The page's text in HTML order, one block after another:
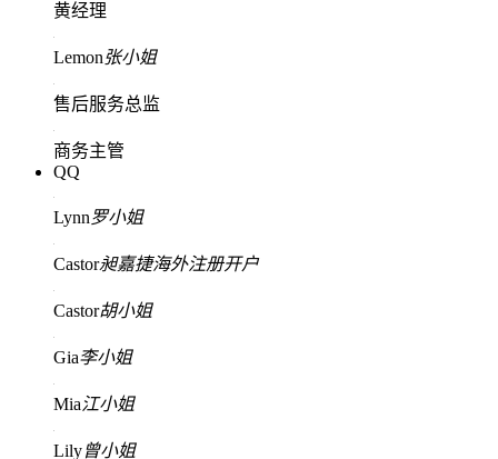
黄经理
Lemon张小姐
售后服务总监
商务主管
QQ
Lynn罗小姐
Castor昶嘉捷海外注册开户
Castor胡小姐
Gia李小姐
Mia江小姐
Lily曾小姐